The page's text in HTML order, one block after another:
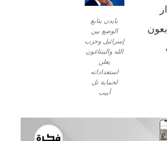
طالب يتابعون
بايدن يتابع
الوضع بين
إسرائيل وحزب
الله والبنتاغون
يعلن
استعداداته
لحماية تل
أبيب